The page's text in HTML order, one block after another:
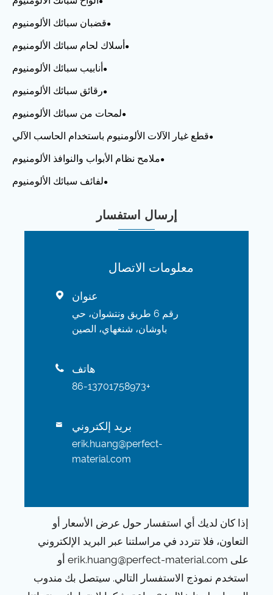
قضبان سبائك الألومنيوم
أسلاك لحام سبائك الألومنيوم
أنابيب سبائك الألومنيوم
رقائق سبائك الألومنيوم
لمحات من سبائك الألومنيوم
قطع غيار الآلات الألومنيوم باستخدام الحاسب الآلي
ملامح نظام الأبواب والنوافذ الألومنيوم
لفائف سبائك الألومنيوم
إرسال استفسار
معلومات الاتصال
 عنوان
رقم 6 طريق ونتشوان، حي
باوشان، شنغهاي، الصين
 هاتف
+86-13701758973
 بريد إلكتروني
erik.huang@perfect-
material.com
إذا كان لديك أي استفسار حول عرض الأسعار أو
التعاون، فلا تتردد في مراسلتنا عبر البريد الإلكتروني
على erik.huang@perfect-material.com أو
استخدم نموذج الاستفسار التالي. سيتصل بك مندوب